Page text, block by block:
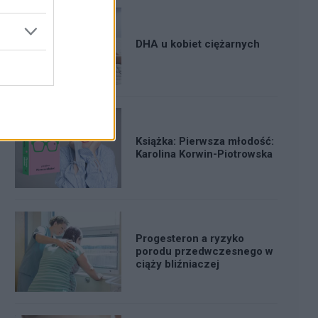
DHA u kobiet ciężarnych
Książka: Pierwsza młodość:
Karolina Korwin-Piotrowska
Progesteron a ryzyko
porodu przedwczesnego w
ciąży bliźniaczej